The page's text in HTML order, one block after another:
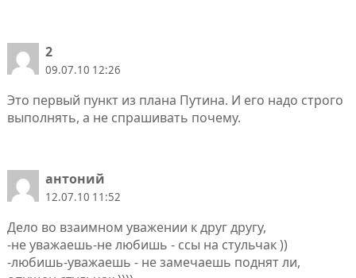
2
09.07.10 12:26
Это первый пункт из плана Путина. И его надо строго
выполнять, а не спрашивать почему.
антоний
12.07.10 11:52
Дело во взаимном уважении к друг другу,
-не уважаешь-не любишь - ссы на стульчак ))
-любишь-уважаешь - не замечаешь поднят ли,